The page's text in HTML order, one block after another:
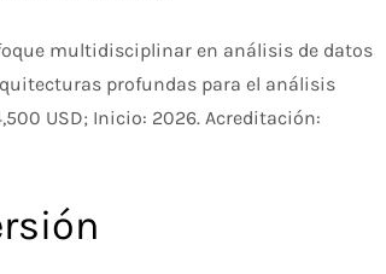
multidisciplinar en análisis de datos
profundas para el análisis
USD; Inicio: 2026. Acreditación: